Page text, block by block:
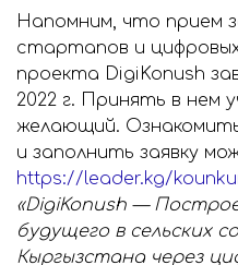
Напомним, что прием
стартапов и
проекта DigiKonush
2022 г. Принять в нем
желающий.
и заполнить заявку
https://leader.kg/
«DigiKonush —
будущего в сельских
Кыргызстана через